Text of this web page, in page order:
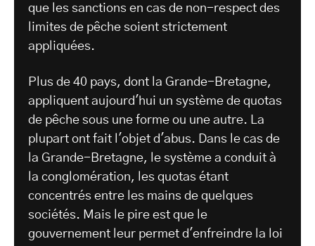
que les sanctions en cas de non-respect des
limites de pêche soient strictement
appliquées.
Plus de 40 pays, dont la Grande-Bretagne,
appliquent aujourd'hui un système de quotas
de pêche sous une forme ou une autre. La
plupart ont fait l'objet d'abus. Dans le cas de
la Grande-Bretagne, le système a conduit à
la conglomération, les quotas étant
concentrés entre les mains de quelques
sociétés. Mais le pire est que le
gouvernement leur permet d'enfreindre la loi